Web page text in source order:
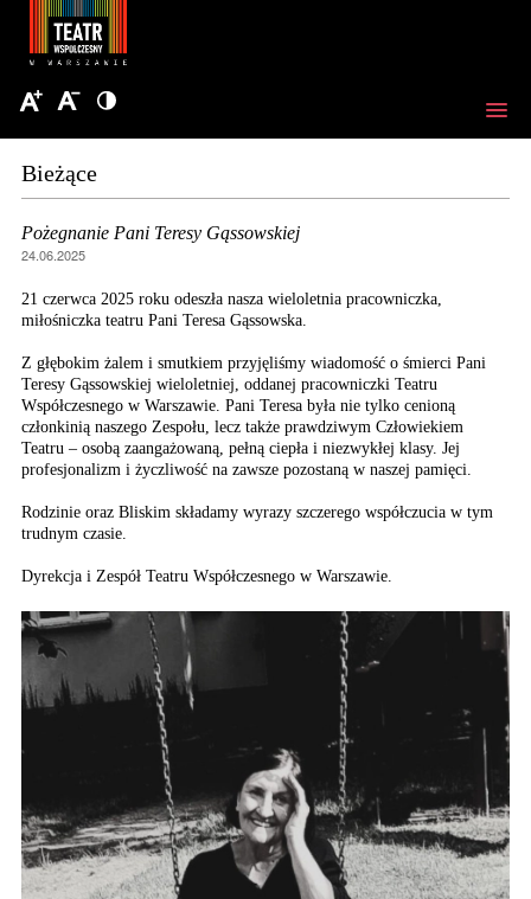
Bieżące
Pożegnanie Pani Teresy Gąssowskiej
24.06.2025
21 czerwca 2025 roku odeszła nasza wieloletnia pracowniczka,
miłośniczka teatru Pani Teresa Gąssowska.
Z głębokim żalem i smutkiem przyjęliśmy wiadomość o śmierci Pani
Teresy Gąssowskiej wieloletniej, oddanej pracowniczki Teatru
Współczesnego w Warszawie. Pani Teresa była nie tylko cenioną
członkinią naszego Zespołu, lecz także prawdziwym Człowiekiem
Teatru – osobą zaangażowaną, pełną ciepła i niezwykłej klasy. Jej
profesjonalizm i życzliwość na zawsze pozostaną w naszej pamięci.
Rodzinie oraz Bliskim składamy wyrazy szczerego współczucia w tym
trudnym czasie.
Dyrekcja i Zespół Teatru Współczesnego w Warszawie.